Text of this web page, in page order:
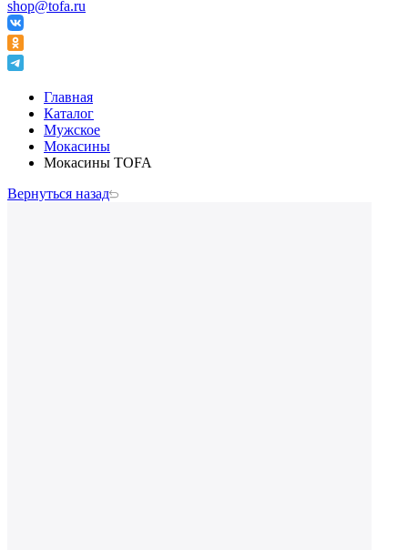
shop@tofa.ru
Главная
Каталог
Мужское
Мокасины
Мокасины TOFA
Вернуться назад